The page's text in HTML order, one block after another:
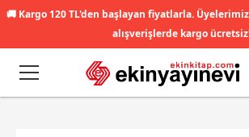
🚚 Kargo 120 TL'den başlayan fiyatlarla.
alışverişlerde kargo